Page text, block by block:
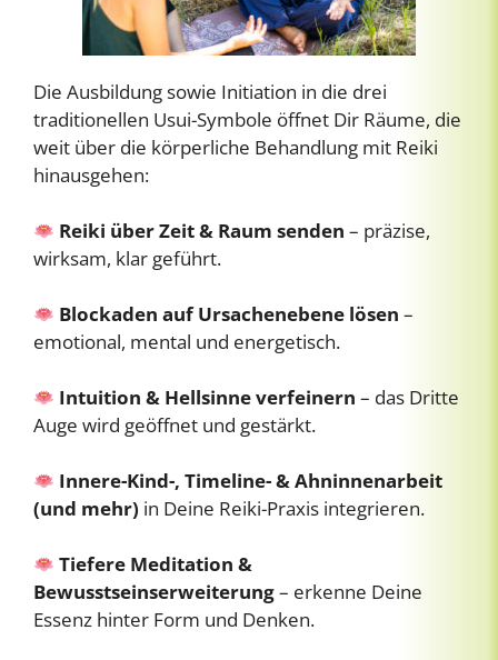
Die Ausbildung sowie Initiation in die drei
traditionellen Usui-Symbole öffnet Dir Räume, die
weit über die körperliche Behandlung mit Reiki
hinausgehen:
Reiki über Zeit & Raum senden – präzise,
wirksam, klar geführt.
Blockaden auf Ursachenebene lösen –
emotional, mental und energetisch.
Intuition & Hellsinne verfeinern – das Dritte
Auge wird geöffnet und gestärkt.
Innere-Kind-, Timeline- & Ahninnenarbeit
(und mehr) in Deine Reiki-Praxis integrieren.
Tiefere Meditation &
Bewusstseinserweiterung– erkenne Deine
Essenz hinter Form und Denken.